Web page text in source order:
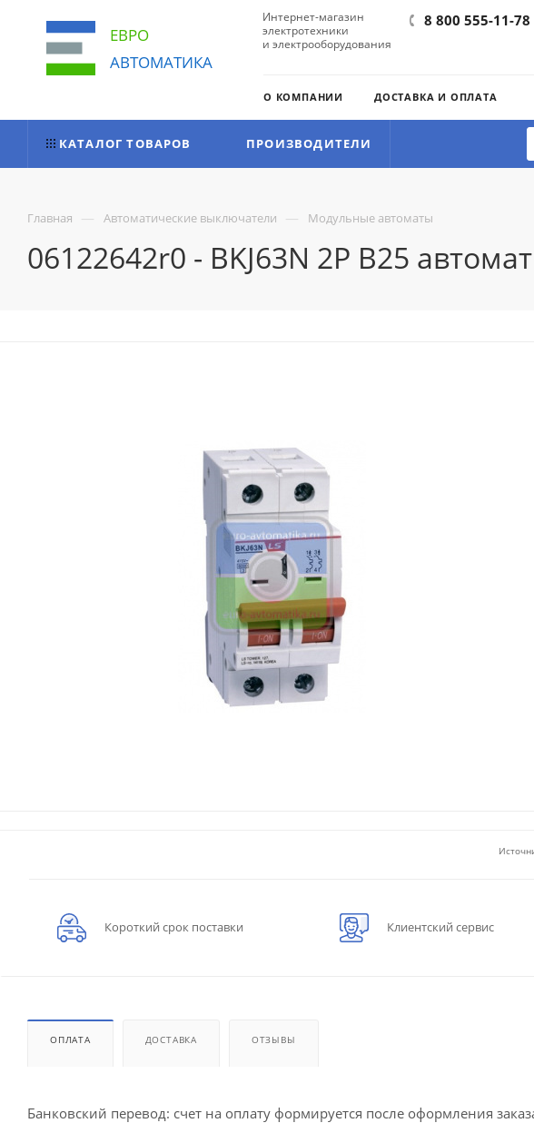
ЕВРО
АВТОМАТИКА
Интернет-магазин
электротехники
и электрооборудования
8 800 555-11-78
О КОМПАНИИ ДОСТАВКА И ОПЛАТА
КАТАЛОГ ТОВАРОВ ПРОИЗВОДИТЕЛИ
Главная — Автоматические выключатели — Модульные автоматы
06122642r0 - BKJ63N 2P B25
Короткий срок поставки Клиентский сервис
ОПЛАТА ДОСТАВКА ОТЗЫВЫ
Банковский перевод: счет на оплату формируется после оформления